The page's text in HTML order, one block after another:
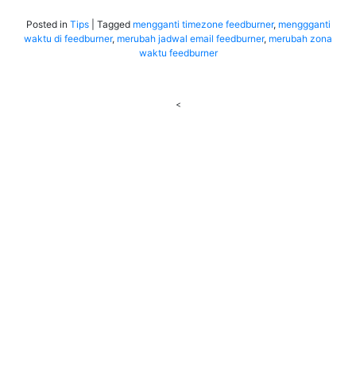
Posted in Tips| Tagged mengganti timezone feedburner, menggganti
waktu di feedburner, merubah jadwal email feedburner, merubah zona
waktu feedburner
<